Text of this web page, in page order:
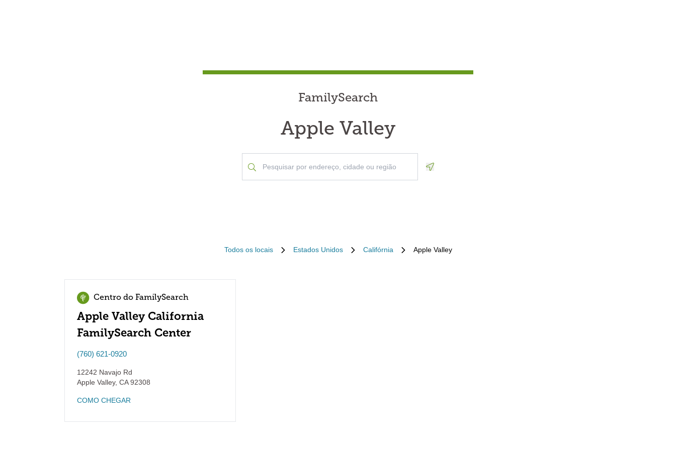
FamilySearch
Apple Valley
Todos os locais Estados Unidos Califórnia Apple Valley
Centro do FamilySearch
Apple Valley California
FamilySearch Center
(760) 621-0920
12242 Navajo Rd
Apple Valley, CA92308
COMO CHEGAR